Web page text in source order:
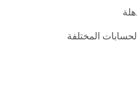
المختلفة